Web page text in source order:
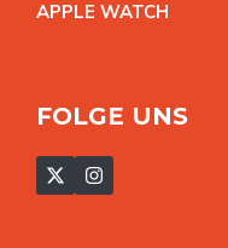
APPLE WATCH
FOLGE UNS